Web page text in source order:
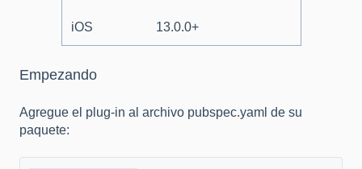
iOS 13.0.0+
Empezando
Agregue el plug-in al archivo pubspec.yaml de su
paquete: